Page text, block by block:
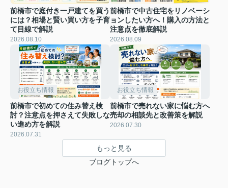
前橋市で庭付き一戸建てを買う
には？相場と賢い買い方を子育
て目線で解説
2026.08.10
前橋市で中古住宅をリノベーシ
ョンしたい方へ！購入の方法と
注意点を徹底解説
2026.08.09
お役立ち情報
前橋市で初めての住み替え検
討？注意点を押さえて失敗しな
い進め方を解説
2026.07.31
お役立ち情報
前橋市で売れない家に悩む方へ
売却の相談先と改善策を解説
2026.07.30
もっと見る
ブログトップへ